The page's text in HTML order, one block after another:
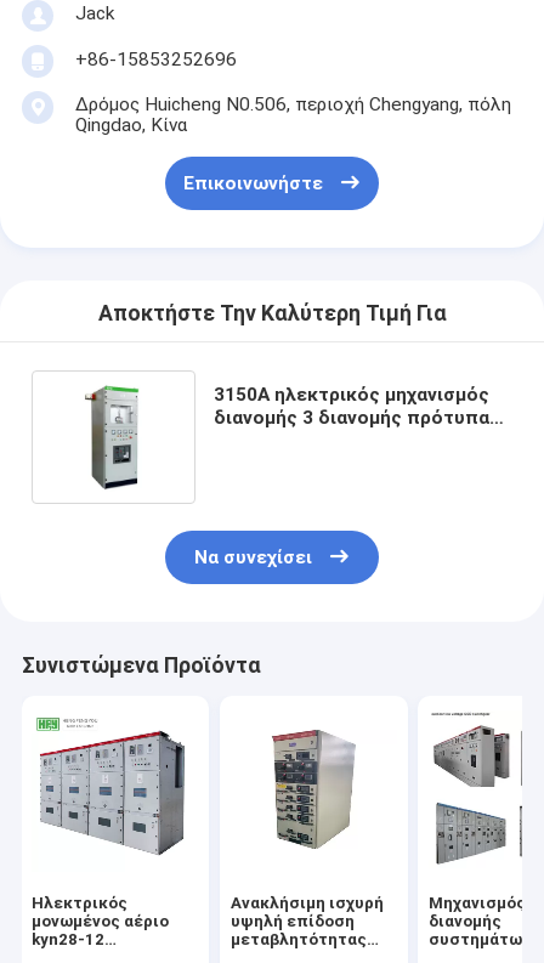
Jack
+86-15853252696
Δρόμος Huicheng N0.506, περιοχή Chengyang, πόλη
Qingdao, Κίνα
Επικοινωνήστε
Αποκτήστε Την Καλύτερη Τιμή Για
3150A ηλεκτρικός μηχανισμός
διανομής 3 διανομής πρότυπα
Να συνεχίσει
Συνιστώμενα Προϊόντα
Ηλεκτρικός
μονωμένος αέριο
kyn28-12
Ανακλήσιμη ισχυρή
υψηλή επίδοση
μεταβλητότητας
Μηχανισμός
διανομής
συστημάτων